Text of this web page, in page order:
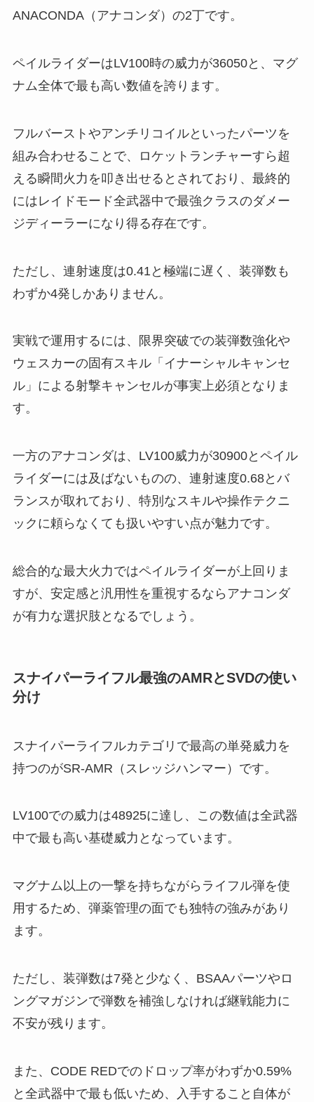
ANACONDA（アナコンダ）の2丁です。
ペイルライダーはLV100時の威力が36050と、マグ
ナム全体で最も高い数値を誇ります。
フルバーストやアンチリコイルといったパーツを
組み合わせることで、ロケットランチャーすら超
える瞬間火力を叩き出せるとされており、最終的
にはレイドモード全武器中で最強クラスのダメー
ジディーラーになり得る存在です。
ただし、連射速度は0.41と極端に遅く、装弾数も
わずか4発しかありません。
実戦で運用するには、限界突破での装弾数強化や
ウェスカーの固有スキル「イナーシャルキャンセ
ル」による射撃キャンセルが事実上必須となりま
す。
一方のアナコンダは、LV100威力が30900とペイル
ライダーには及ばないものの、連射速度0.68とバ
ランスが取れており、特別なスキルや操作テクニ
ックに頼らなくても扱いやすい点が魅力です。
総合的な最大火力ではペイルライダーが上回りま
すが、安定感と汎用性を重視するならアナコンダ
が有力な選択肢となるでしょう。
スナイパーライフル最強のAMRとSVDの使い
分け
スナイパーライフルカテゴリで最高の単発威力を
持つのがSR-AMR（スレッジハンマー）です。
LV100での威力は48925に達し、この数値は全武器
中で最も高い基礎威力となっています。
マグナム以上の一撃を持ちながらライフル弾を使
用するため、弾薬管理の面でも独特の強みがあり
ます。
ただし、装弾数は7発と少なく、BSAAパーツやロ
ングマガジンで弾数を補強しなければ継戦能力に
不安が残ります。
また、CODE REDでのドロップ率がわずか0.59%
と全武器中で最も低いため、入手すること自体が